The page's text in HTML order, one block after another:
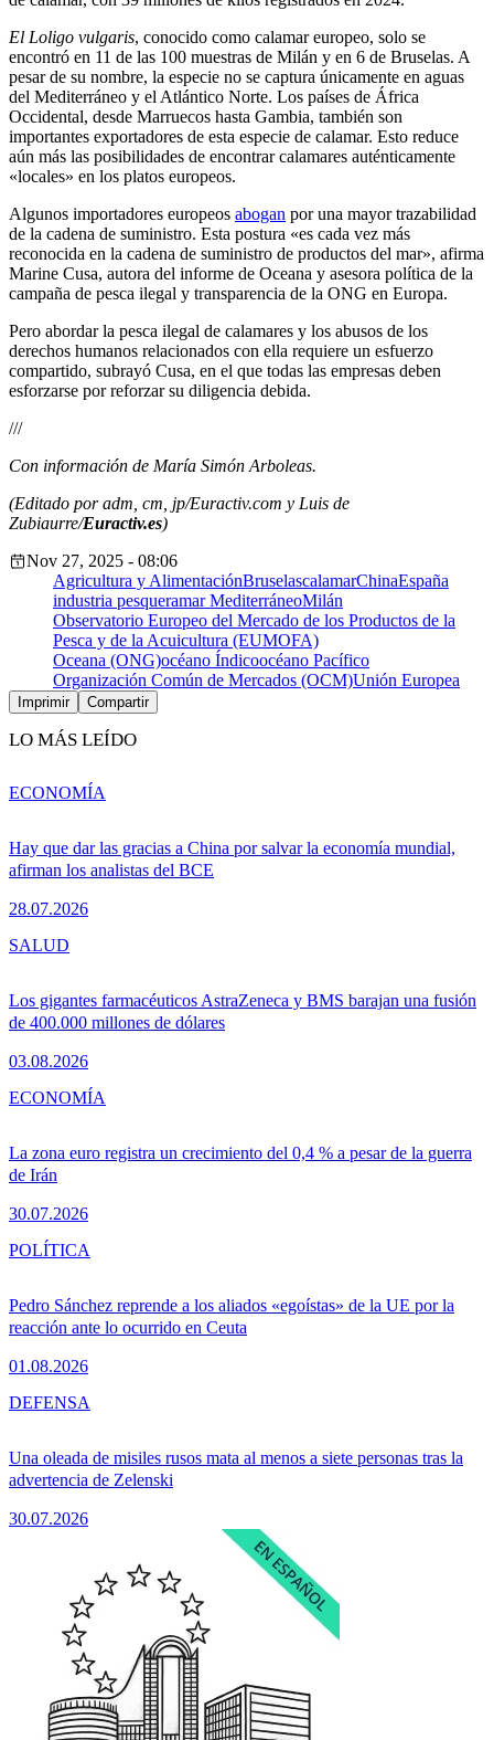
El Loligo vulgaris, conocido como calamar europeo, solo se
encontró en 11 de las 100 muestras de Milán y en 6 de Bruselas. A
pesar de su nombre, la especie no se captura únicamente en aguas
del Mediterráneo y el Atlántico Norte. Los países de África
Occidental, desde Marruecos hasta Gambia, también son
importantes exportadores de esta especie de calamar. Esto reduce
aún más las posibilidades de encontrar calamares auténticamente
«locales» en los platos europeos.
Algunos importadores europeos abogan por una mayor trazabilidad
de la cadena de suministro. Esta postura «es cada vez más
reconocida en la cadena de suministro de productos del mar», afirma
Marine Cusa, autora del informe de Oceana y asesora política de la
campaña de pesca ilegal y transparencia de la ONG en Europa.
Pero abordar la pesca ilegal de calamares y los abusos de los
derechos humanos relacionados con ella requiere un esfuerzo
compartido, subrayó Cusa, en el que todas las empresas deben
esforzarse por reforzar su diligencia debida.
///
Con información de María Simón Arboleas.
(Editado por adm, cm, jp/Euractiv.com y Luis de
Zubiaurre/Euractiv.es)
Nov 27, 2025 - 08:06
Agricultura y AlimentaciónBruselascalamarChinaEspaña
industria pesqueramar MediterráneoMilán
Observatorio Europeo del Mercado de los Productos de la
Pesca y de la Acuicultura (EUMOFA)
Oceana (ONG)océano Índicoocéano Pacífico
Organización Común de Mercados (OCM)Unión Europea
Imprimir Compartir
LO MÁS LEÍDO
Hay que dar las gracias a China por salvar la economía mundial,
afirman los analistas del BCE
28.07.2026
ECONOMÍA
Los gigantes farmacéuticos AstraZeneca y BMS barajan una fusión
de 400.000 millones de dólares
03.08.2026
SALUD
La zona euro registra un crecimiento del 0,4 % a pesar de la guerra
de Irán
30.07.2026
ECONOMÍA
Pedro Sánchez reprende a los aliados «egoístas» de la UE por la
reacción ante lo ocurrido en Ceuta
01.08.2026
POLÍTICA
Una oleada de misiles rusos mata al menos a siete personas tras la
advertencia de Zelenski
30.07.2026
DEFENSA